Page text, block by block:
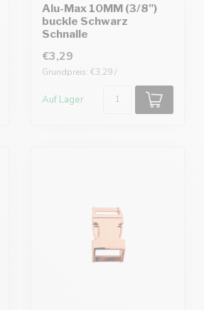
Alu-Max 10MM (3/8")
buckle Schwarz
Schnalle
€3,29
Grundpreis: €3,29 /
Auf Lager